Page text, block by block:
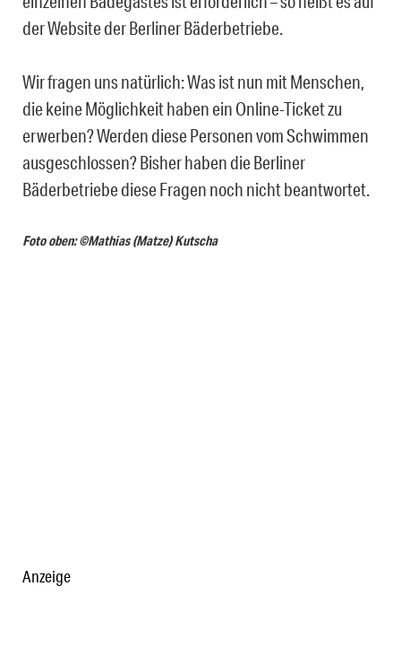
der Website der Berliner Bäderbetriebe.
Wir fragen uns natürlich: Was ist nun mit Menschen,
die keine Möglichkeit haben ein Online-Ticket zu
erwerben? Werden diese Personen vom Schwimmen
ausgeschlossen? Bisher haben die Berliner
Bäderbetriebe diese Fragen noch nicht beantwortet.
Foto oben: ©Mathias (Matze) Kutscha
Anzeige